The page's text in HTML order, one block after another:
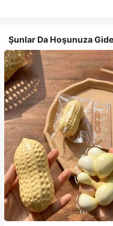
Şunlar Da Hoşunuza